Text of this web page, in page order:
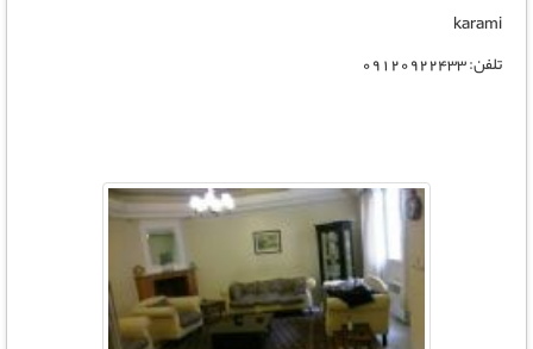
karami
تلفن: 09120922433